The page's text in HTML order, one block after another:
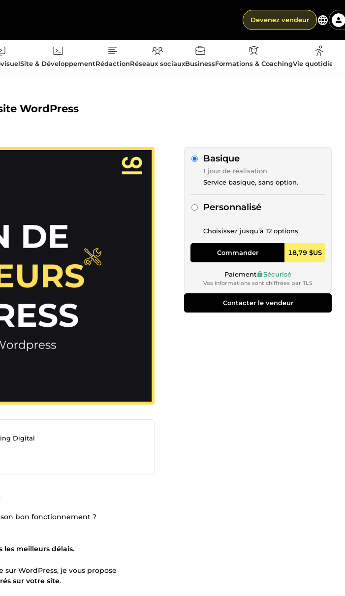
Devenez vendeur
Site & DéveloppementRédactionRéseaux sociauxBusinessFormations & CoachingVie
WordPress
Digital
bon fonctionnement ?
les meilleurs délais.
WordPress, je vous propose
sur votre site.
Basique
1 jour de réalisation
Service basique, sans option.
Personnalisé
Choisissez jusqu’à 12 options
Commander 18,79 $US
Paiement Sécurisé
Vos informations sont chiffrées par TLS
Contacter le vendeur